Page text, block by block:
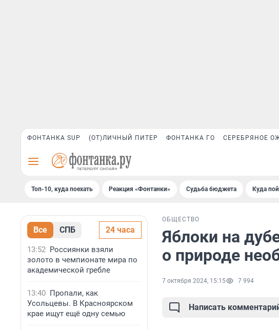
ФОНТАНКА SUP (ОТ)ЛИЧНЫЙ ПИТЕР ФОНТАНКА ГО СЕРЕБРЯНОЕ
Топ-10, куда поехать Реакция «Фонтанки» Судьба бюджета Куда
Все СПБ 24 часа
13:52 Россиянки взяли
золото в чемпионате мира по
академической гребле
13:40 Пропали, как
Усольцевы. В Красноярском
крае ищут ещё одну семью
ОБЩЕСТВО
Яблоки на
о природе
7 октября 2024, 15:15 7 994
Написать